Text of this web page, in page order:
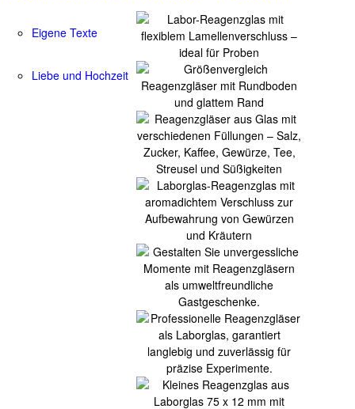
Eigene Texte
Liebe und Hochzeit